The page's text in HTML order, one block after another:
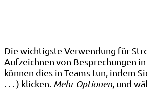
Die wichtigste Verwendung für
Aufzeichnen von Besprechungen in
können dies in Teams tun, indem
. . . ) klicken. Mehr Optionen , und